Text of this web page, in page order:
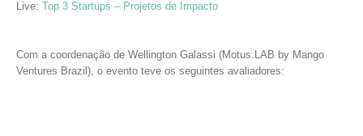
Live: Top 3 Startups – Projetos de Impacto
Com a coordenação de Wellington Galassi (Motus.LAB by Mango
Ventures Brazil), o evento teve os seguintes avaliadores: